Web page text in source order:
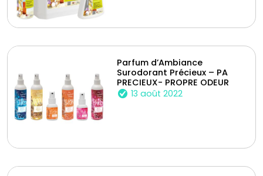
Parfum d’Ambiance
Surodorant Précieux – PA
PRECIEUX- PROPRE ODEUR
13 août 2022